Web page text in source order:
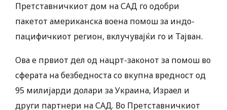
Претставничкиот дом на САД го одобри
пакетот американска воена помош за индо-
пацифичкиот регион, вклучувајќи го и Тајван.
Ова е првиот дел од нацрт-законот за помош во
сферата на безбедноста со вкупна вредност од
95 милијарди долари за Украина, Израел и
други партнери на САД. Во Претставничкиот